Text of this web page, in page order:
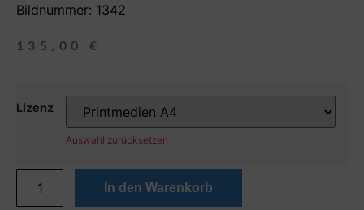
Bildnummer: 1342
135,00 €
Lizenz
Auswahl zurücksetzen
In den Warenkorb